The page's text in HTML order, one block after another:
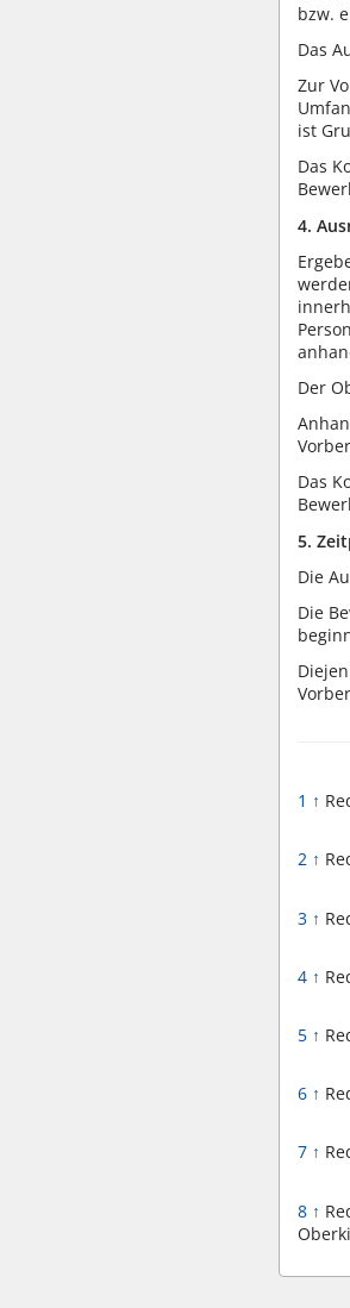
bzw.
Das
Zur
ist
Das
4.
Der
Das
5.
Die
Die
1 ↑
2 ↑
3 ↑
4 ↑
5 ↑
6 ↑
7 ↑
8 ↑